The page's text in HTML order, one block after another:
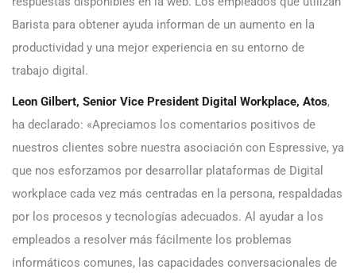
Barista para obtener ayuda informan de un aumento en la
productividad y una mejor experiencia en su entorno de
trabajo digital.
Leon Gilbert, Senior Vice President Digital Workplace, Atos,
ha declarado: «Apreciamos los comentarios positivos de
nuestros clientes sobre nuestra asociación con Espressive, ya
que nos esforzamos por desarrollar plataformas de Digital
workplace cada vez más centradas en la persona, respaldadas
por los procesos y tecnologías adecuados. Al ayudar a los
empleados a resolver más fácilmente los problemas
informáticos comunes, las capacidades conversacionales de